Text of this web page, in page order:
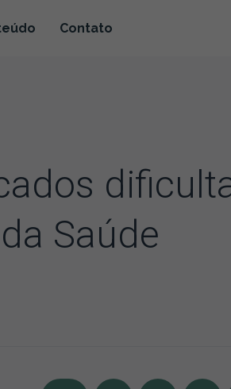
Contato
Saúde